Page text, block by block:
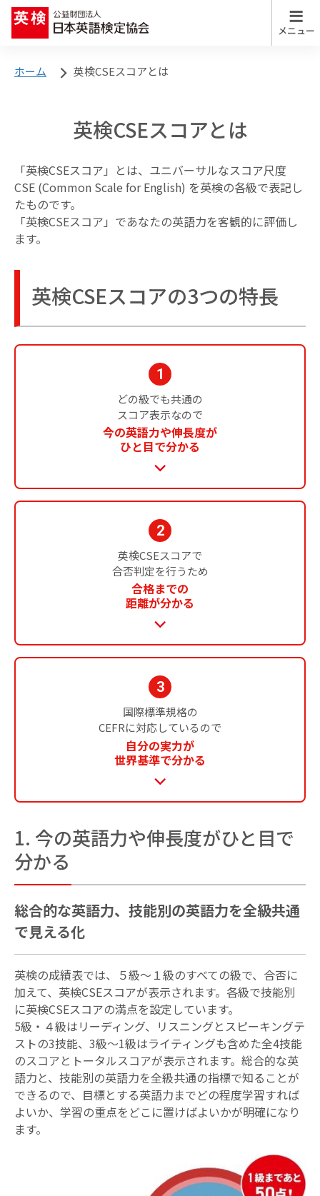
学校・教育関係
の方向け情報
研究センター
協会に
検定・テストの特徴と比較
お問い合わせ
ホーム 英検CSEスコアとは
英検CSEスコアとは
「英検CSEスコア」とは、ユニバーサルなスコア尺度
CSE (Common Scale for English) を英検の各級で表記し
たものです。
「英検CSEスコア」であなたの英語力を客観的に評価し
ます。
英検CSEスコアの3つの特長
1
どの級でも共通の
スコア表示なので
今の英語力や伸長度が
ひと目で分かる
2
英検CSEスコアで
合否判定を行うため
合格までの
距離が分かる
3
国際標準規格の
CEFRに対応しているので
自分の実力が
世界基準で分かる
1. 今の英語力や伸長度がひと目で
分かる
総合的な英語力、技能別の英語力を全級共通
で見える化
英検の成績表では、５級～１級のすべての級で、合否に
加えて、英検CSEスコアが表示されます。各級で技能別
に英検CSEスコアの満点を設定しています。
5級・４級はリーディング、リスニングとスピーキングテ
ストの3技能、3級～1級はライティングも含めた全4技能
のスコアとトータルスコアが表示されます。総合的な英
語力と、技能別の英語力を全級共通の指標で知ることが
できるので、目標とする英語力までどの程度学習すれば
よいか、学習の重点をどこに置けばよいかが明確になり
ます。